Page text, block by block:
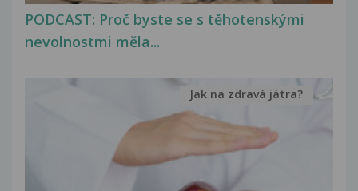
PODCAST: Proč byste se s těhotenskými
nevolnostmi měla...
Jak na zdravá játra?